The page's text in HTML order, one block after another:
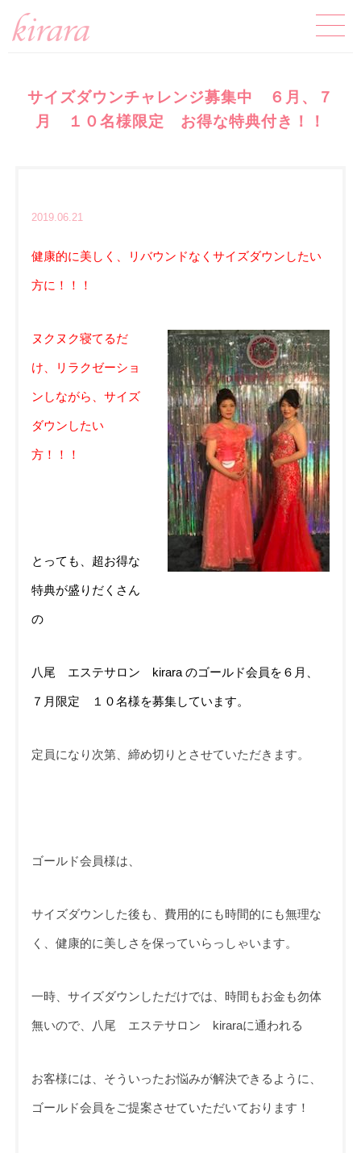
サイズダウンチャレンジ募集中 ６月、７
月 １０名様限定 お得な特典付き！！
2019.06.21
健康的に美しく、リバウンドなくサイズダウンしたい
方に！！！
ヌクヌク寝てるだ
け、リラクゼーショ
ンしながら、サイズ
ダウンしたい
方！！！
とっても、超お得な
特典が盛りだくさん
の
八尾 エステサロン kirara のゴールド会員を６月、
７月限定 １０名様を募集しています。
定員になり次第、締め切りとさせていただきます。
ゴールド会員様は、
サイズダウンした後も、費用的にも時間的にも無理な
く、健康的に美しさを保っていらっしゃいます。
一時、サイズダウンしただけでは、時間もお金も勿体
無いので、八尾 エステサロン kiraraに通われる
お客様には、そういったお悩みが解決できるように、
ゴールド会員をご提案させていただいております！